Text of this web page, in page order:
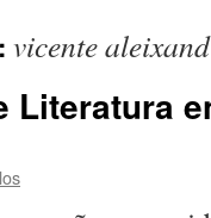
vicente
Literatura